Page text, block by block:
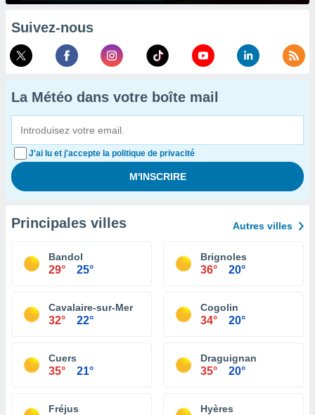
Suivez-nous
La Météo dans votre boîte mail
J'ai lu et j'accepte la politique de privacité
Principales villes Autres villes
Bandol
29° 25°
Brignoles
36° 20°
Cavalaire-sur-Mer
32° 22°
Cogolin
34° 20°
Cuers
35° 21°
Draguignan
35° 20°
Fréjus Hyères